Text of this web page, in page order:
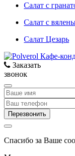
Салат с
Салат с
Cалат Цезарь
Заказать
звонок
Спасибо за Ваше